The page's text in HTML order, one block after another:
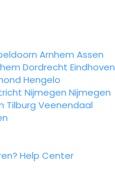
Arnhem Assen
Dordrecht Eindhoven
Hengelo
Nijmegen Nijmegen
Tilburg Veenendaal
Help Center